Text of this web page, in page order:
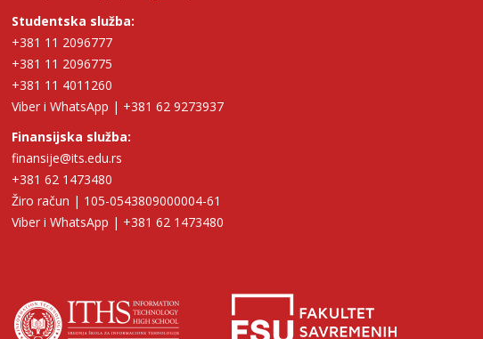
Studentska služba:
+381 11 2096777
+381 11 2096775
+381 11 4011260
Viber i WhatsApp | +381 62 9273937
Finansijska služba:
finansije@its.edu.rs
+381 62 1473480
Žiro račun | 105-0543809000004-61
Viber i WhatsApp | +381 62 1473480